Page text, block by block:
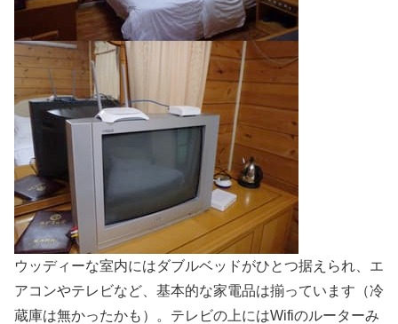
ウッディーな室内にはダブルベッドがひとつ据えられ、エ
アコンやテレビなど、基本的な家電品は揃っています（冷
蔵庫は無かったかも）。テレビの上にはWifiのルーターみ